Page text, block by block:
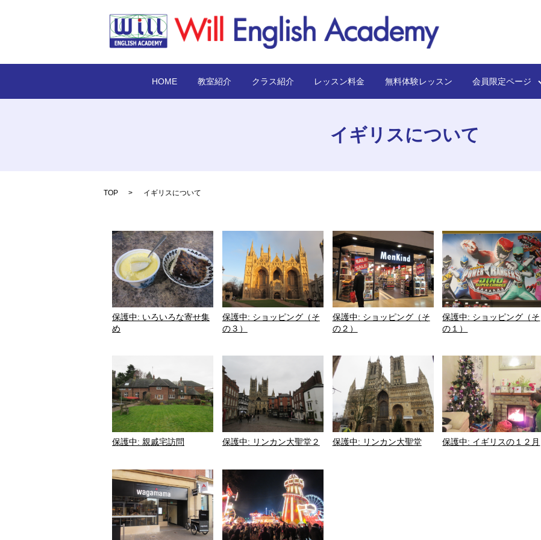
HOME 教室紹介 クラス紹介 レッスン料金 無料体験レッスン 会員限定ページ
イギリスについて
TOP イギリスについて
保護中: いろいろな寄せ集
め
保護中: ショッピング（そ
の３）
保護中: ショッピング（そ
の２）
保護中: ショッピング（そ
の１）
保護中: 親戚宅訪問 保護中: リンカン大聖堂２ 保護中: リンカン大聖堂 保護中: イギリスの１２月